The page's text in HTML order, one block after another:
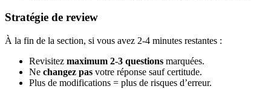
Stratégie de review
À la fin de la section, si vous avez 2-4 minutes restantes :
Revisitez maximum 2-3 questions marquées.
Ne changez pas votre réponse sauf certitude.
Plus de modifications = plus de risques d’erreur.